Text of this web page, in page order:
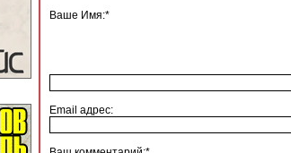
Ваше Имя:*
Email адрес: